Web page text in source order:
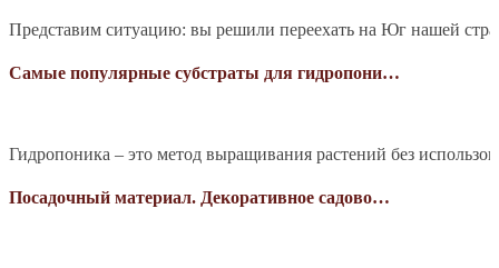
Представим ситуацию: вы решили переехать на Юг нашей
Самые популярные субстраты для гидропони…
Гидропоника – это метод выращивания растений без
Посадочный материал. Декоративное садово…